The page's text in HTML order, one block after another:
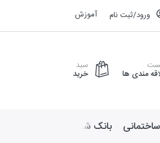
ورود/ثبت نام آموزش
مندی ها
سبد
خرید
بانک شماره موبایل لوازم